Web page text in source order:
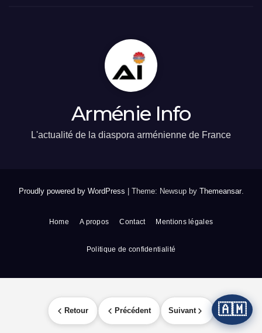
Arménie Info
L'actualité de la diaspora arménienne de France
Proudly powered by WordPress Theme: Newsup by Themeansar.
Home A propos Contact Mentions légales
Politique de confidentialité
Retour Précédent Suivant 🇦🇲